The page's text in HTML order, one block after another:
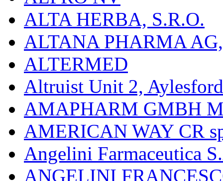
ALTA HERBA, S.R.O.
ALTANA PHARMA
ALTERMED
Altruist Unit 2, Aylesford
AMAPHARM GMBH
AMERICAN WAY CR
Angelini Farmaceutica
ANGELINI